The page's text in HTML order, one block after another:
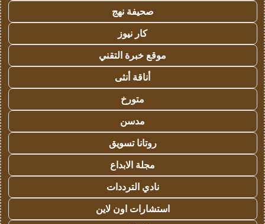
صحيفة نهج
كار نيوز
موقع خبرة التقني
أناقة أنثى
متورخ
مدسن
روتانا تسويق
مجلة الابداع
نادي الترددات
استشارات اون لاين